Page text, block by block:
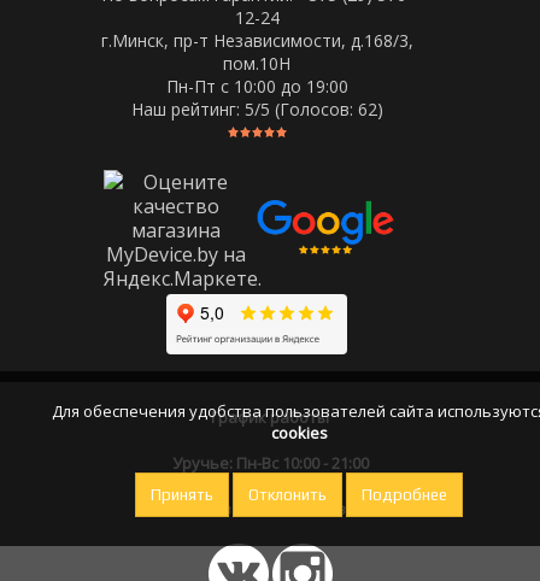
12-24
г.Минск, пр-т Независимости, д.168/3,
пом.10Н
Пн-Пт c 10:00 до 19:00
Наш рейтинг: 5/5 (Голосов: 62)
График работы
Уручье: Пн-Вс 10:00 - 21:00
Оставайтесь на связи
Для обеспечения удобства пользователей сайта
cookies
Принять Отклонить Подробнее